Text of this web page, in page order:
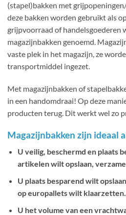
(stapel)bakken met
deze bakken worden gebruikt als
grijpvoorraad of handelsgoederen
magazijnbakken genoemd.
vaste plek in het magazijn, ze
transportmiddel ingezet.
Met magazijnbakken of
in een handomdraai! Op deze
producten terug. Dit werkt wel zo
Magazijnbakken zijn ideaal
U veilig, beschermd en plaats
artikelen wilt opslaan,
U plaats besparend wilt
op europallets wilt klaarzetten.
U het volume van een